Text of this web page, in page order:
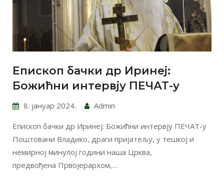
Епископ бачки др Иринеј:
Божићни интервју ПЕЧАТ-у
8. јануар 2024. Admin
Епископ бачки др Иринеј: Божићни интервју ПЕЧАТ-у
Поштовани Владико, драги пријатељу, у тешкој и
немирној минулој години наша Црква,
предвођена Првојерархом,…